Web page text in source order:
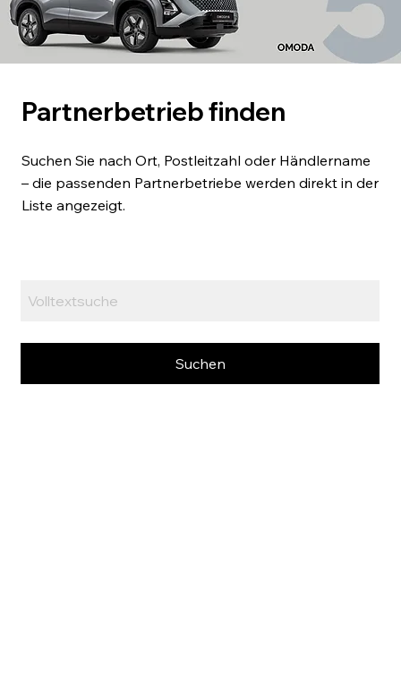
Partnerbetrieb finden
Suchen Sie nach Ort, Postleitzahl oder Händlername
– die passenden Partnerbetriebe werden direkt in der
Liste angezeigt.
Suchen